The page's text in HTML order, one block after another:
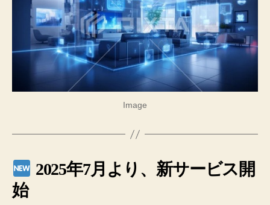
Image
2025年7月より、新サービス開
始